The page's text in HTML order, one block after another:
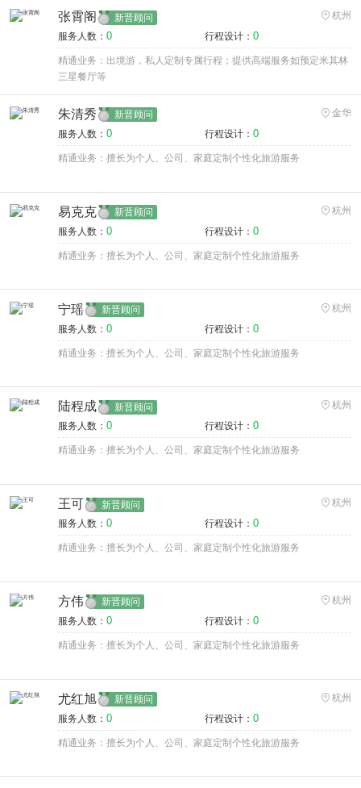
张霄阁 新晋顾问
杭州
服务人数： 0 行程设计： 0
精通业务：出境游，私人定制专属行程；提供高端服务如预定米其林
三星餐厅等
朱清秀 新晋顾问
金华
服务人数： 0 行程设计： 0
精通业务：擅长为个人、公司、家庭定制个性化旅游服务
易克克 新晋顾问
杭州
服务人数： 0 行程设计： 0
精通业务：擅长为个人、公司、家庭定制个性化旅游服务
宁瑶 新晋顾问
杭州
服务人数： 0 行程设计： 0
精通业务：擅长为个人、公司、家庭定制个性化旅游服务
陆程成 新晋顾问
杭州
服务人数： 0 行程设计： 0
精通业务：擅长为个人、公司、家庭定制个性化旅游服务
王可 新晋顾问
杭州
服务人数： 0 行程设计： 0
精通业务：擅长为个人、公司、家庭定制个性化旅游服务
方伟 新晋顾问
杭州
服务人数： 0 行程设计： 0
精通业务：擅长为个人、公司、家庭定制个性化旅游服务
尤红旭 新晋顾问
杭州
服务人数： 0 行程设计： 0
精通业务：擅长为个人、公司、家庭定制个性化旅游服务